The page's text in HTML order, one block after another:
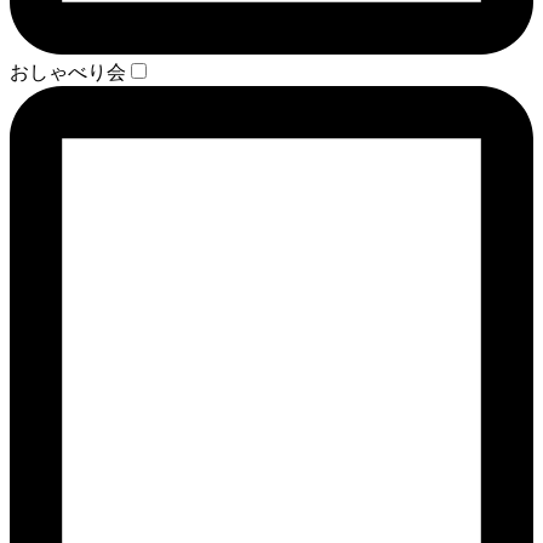
おしゃべり会